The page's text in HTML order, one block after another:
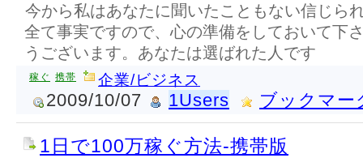
今から私はあなたに聞いたこともない信じら
全て事実ですので、心の準備をしておいて下
うございます。あなたは選ばれた人です
稼ぐ 携帯 企業/ビジネス
2009/10/07 1Users ブックマー
1日で100万稼ぐ方法-携帯版